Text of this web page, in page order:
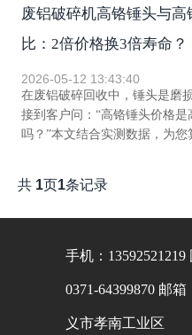
废铝破碎机高铬锤头与
比：2倍价格换3倍寿命？
2026-05-12 13:43:40
在废铝破碎回收中，锤头是磨
接到客户问：“高铬锤头价格
吗？”本文结合实测数据，为
共 1页1条记录
手机：13592521219
0371-64399870 邮箱
义市孝南工业区